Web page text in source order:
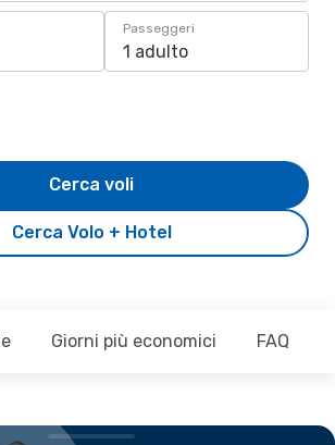
Passeggeri
1 adulto
Cerca Volo + Hotel
Cerca voli
Giorni più economici FAQ